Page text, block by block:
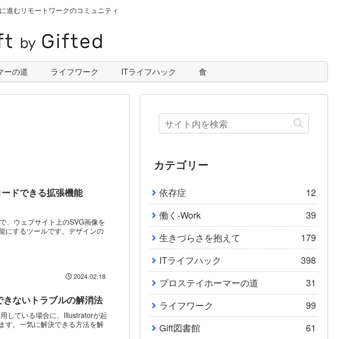
進むリモートワークのコミュニティ
ーの道 ライフワーク ITライフハック 食
ドできる拡張機能
、ウェブサイト上のSVG画像を
にするツールです。デザインの
2024.02.18
ないトラブルの解消法
している場合に、Illustratorが起
す。一気に解決できる方法を解
カテゴリー
依存症
12
働く-Work
39
生きづらさを抱えて
179
ITライフハック
398
プロステイホーマーの道
31
ライフワーク
99
Gift図書館
61